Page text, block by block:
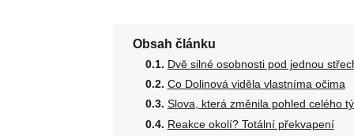
Obsah článku
Dvě silné osobnosti pod jednou
Co Dolinová viděla vlastníma očima
Slova, která změnila pohled celého
Reakce okolí? Totální překvapení